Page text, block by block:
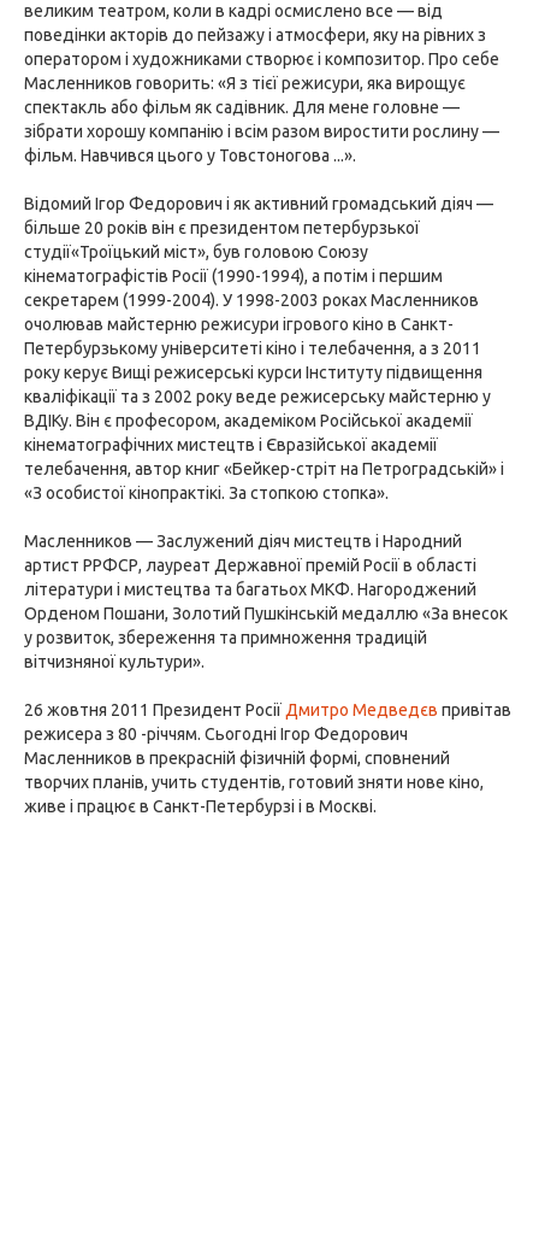
великим театром, коли в кадрі осмислено все — від
поведінки акторів до пейзажу і атмосфери, яку на рівних з
оператором і художниками створює і композитор. Про себе
Масленников говорить: «Я з тієї режисури, яка вирощує
спектакль або фільм як садівник. Для мене головне —
зібрати хорошу компанію і всім разом виростити рослину —
фільм. Навчився цього у Товстоногова ...».
Відомий Ігор Федорович і як активний громадський діяч —
більше 20 років він є президентом петербурзької
студії«Троїцький міст», був головою Союзу
кінематографістів Росії (1990-1994), а потім і першим
секретарем (1999-2004). У 1998-2003 роках Масленников
очолював майстерню режисури ігрового кіно в Санкт-
Петербурзькому університеті кіно і телебачення, а з 2011
року керує Вищі режисерські курси Інституту підвищення
кваліфікації та з 2002 року веде режисерську майстерню у
ВДІКу. Він є професором, академіком Російської академії
кінематографічних мистецтв і Євразійської академії
телебачення, автор книг «Бейкер-стріт на Петроградській» і
«З особистої кінопрактікі. За стопкою стопка».
Масленников — Заслужений діяч мистецтв і Народний
артист РРФСР, лауреат Державної премій Росії в області
літератури і мистецтва та багатьох МКФ. Нагороджений
Орденом Пошани, Золотий Пушкінській медаллю «За внесок
у розвиток, збереження та примноження традицій
вітчизняної культури».
26 жовтня 2011 Президент Росії Дмитро Медведєв привітав
режисера з 80 -річчям. Сьогодні Ігор Федорович
Масленников в прекрасній фізичній формі, сповнений
творчих планів, учить студентів, готовий зняти нове кіно,
живе і працює в Санкт-Петербурзі і в Москві.